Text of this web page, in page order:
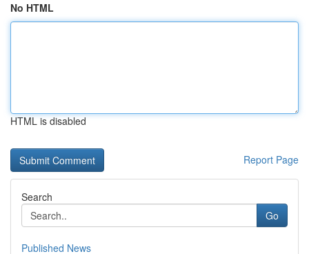
No HTML
HTML is disabled
Report Page
Search
Go
Published News